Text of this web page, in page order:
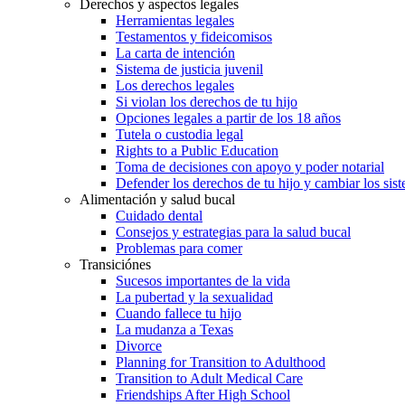
Derechos y aspectos legales
Herramientas legales
Testamentos y fideicomisos
La carta de intención
Sistema de justicia juvenil
Los derechos legales
Si violan los derechos de tu hijo
Opciones legales a partir de los 18 años
Tutela o custodia legal
Rights to a Public Education
Toma de decisiones con apoyo y poder notarial
Defender los derechos de tu hijo y cambiar los
Alimentación y salud bucal
Cuidado dental
Consejos y estrategias para la salud bucal
Problemas para comer
Transiciónes
Sucesos importantes de la vida
La pubertad y la sexualidad
Cuando fallece tu hijo
La mudanza a Texas
Divorce
Planning for Transition to Adulthood
Transition to Adult Medical Care
Friendships After High School